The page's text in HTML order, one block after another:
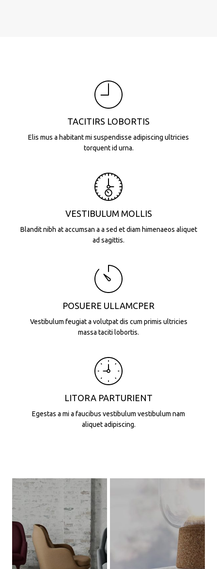
TACITIRS LOBORTIS
Elis mus a habitant mi suspendisse adipiscing ultricies
torquent id urna.
VESTIBULUM MOLLIS
Blandit nibh at accumsan a a sed et diam himenaeos aliquet
ad sagittis.
POSUERE ULLAMCPER
Vestibulum feugiat a volutpat dis cum primis ultricies
massa taciti lobortis.
LITORA PARTURIENT
Egestas a mi a faucibus vestibulum vestibulum nam
aliquet adipiscing.